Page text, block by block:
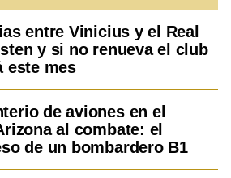
entre Vinicius y el Real
y si no renueva el club
este mes
de aviones en el
al combate: el
de un bombardero B1